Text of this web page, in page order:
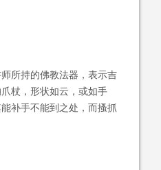
持的佛教法器，表示吉
杖，形状如云，或如手
补手不能到之处，而搔抓